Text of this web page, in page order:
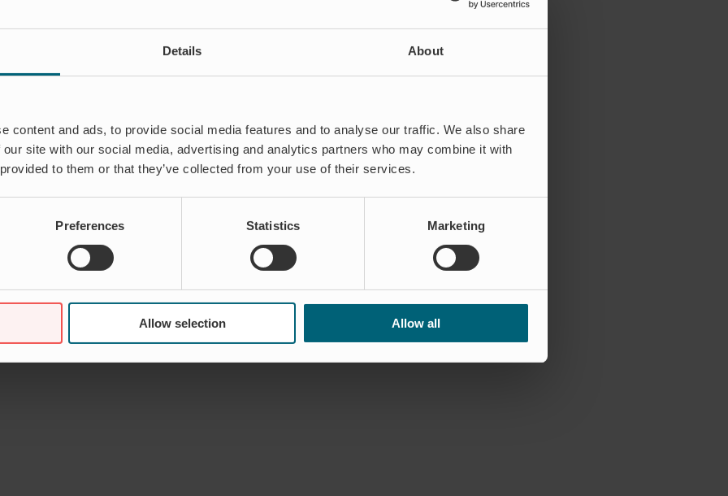
Details About
content and ads, to provide social media features and to analyse our traffic. We also share
site with our social media, advertising and analytics partners who may combine it with
to them or that they’ve collected from your use of their services.
Preferences Statistics Marketing
Allow selection Allow all